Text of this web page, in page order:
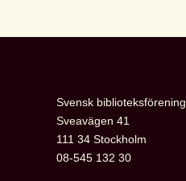
Svensk biblioteksförening
Sveavägen 41
111 34 Stockholm
08-545 132 30